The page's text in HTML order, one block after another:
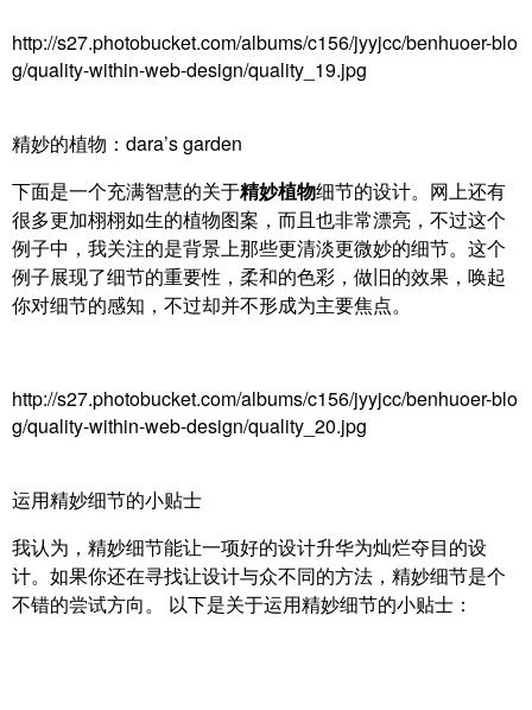
http://s27.photobucket.com/albums/c156/jyyjcc/benhuoer-blo
g/quality-within-web-design/quality_19.jpg
精妙的植物：dara’s garden
下面是一个充满智慧的关于精妙植物细节的设计。网上还有
很多更加栩栩如生的植物图案，而且也非常漂亮，不过这个
例子中，我关注的是背景上那些更清淡更微妙的细节。这个
例子展现了细节的重要性，柔和的色彩，做旧的效果，唤起
你对细节的感知，不过却并不形成为主要焦点。
http://s27.photobucket.com/albums/c156/jyyjcc/benhuoer-blo
g/quality-within-web-design/quality_20.jpg
运用精妙细节的小贴士
我认为，精妙细节能让一项好的设计升华为灿烂夺目的设
计。如果你还在寻找让设计与众不同的方法，精妙细节是个
不错的尝试方向。 以下是关于运用精妙细节的小贴士：